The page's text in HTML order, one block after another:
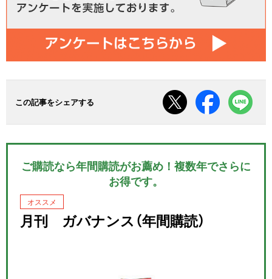
この記事をシェアする
ご購読なら年間購読がお薦め！複数年でさらに
お得です。
オススメ
月刊 ガバナンス（年間購読）